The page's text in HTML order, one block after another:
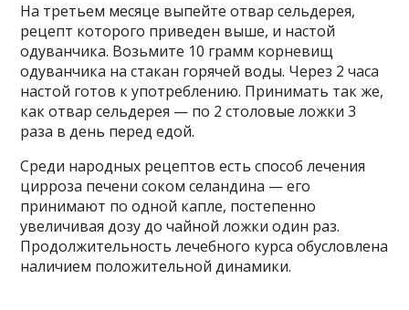
На третьем месяце выпейте отвар сельдерея,
рецепт которого приведен выше, и настой
одуванчика. Возьмите 10 грамм корневищ
одуванчика на стакан горячей воды. Через 2 часа
настой готов к употреблению. Принимать так же,
как отвар сельдерея — по 2 столовые ложки 3
раза в день перед едой.
Среди народных рецептов есть способ лечения
цирроза печени соком селандина — его
принимают по одной капле, постепенно
увеличивая дозу до чайной ложки один раз.
Продолжительность лечебного курса обусловлена
​​наличием положительной динамики.